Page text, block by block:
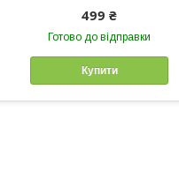
499 ₴
Готово до відправки
Купити